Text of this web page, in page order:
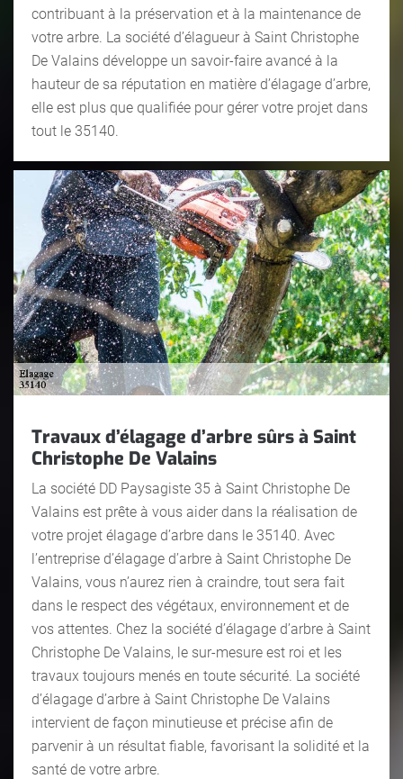
contribuant à la préservation et à la maintenance de
votre arbre. La société d’élagueur à Saint Christophe
De Valains développe un savoir-faire avancé à la
hauteur de sa réputation en matière d’élagage d’arbre,
elle est plus que qualifiée pour gérer votre projet dans
tout le 35140.
Travaux d’élagage d’arbre sûrs à Saint
Christophe De Valains
La société DD Paysagiste 35 à Saint Christophe De
Valains est prête à vous aider dans la réalisation de
votre projet élagage d’arbre dans le 35140. Avec
l’entreprise d’élagage d’arbre à Saint Christophe De
Valains, vous n’aurez rien à craindre, tout sera fait
dans le respect des végétaux, environnement et de
vos attentes. Chez la société d’élagage d’arbre à Saint
Christophe De Valains, le sur-mesure est roi et les
travaux toujours menés en toute sécurité. La société
d’élagage d’arbre à Saint Christophe De Valains
intervient de façon minutieuse et précise afin de
parvenir à un résultat fiable, favorisant la solidité et la
santé de votre arbre.